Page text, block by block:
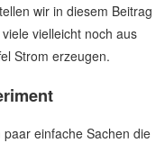
wir in diesem Beitrag
vielleicht noch aus
Strom erzeugen.
einfache Sachen die